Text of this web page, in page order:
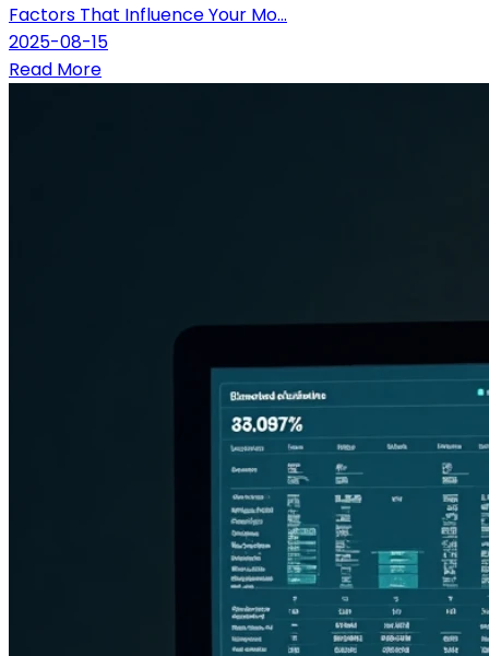
Factors That Influence Your Mo...
2025-08-15
Read More